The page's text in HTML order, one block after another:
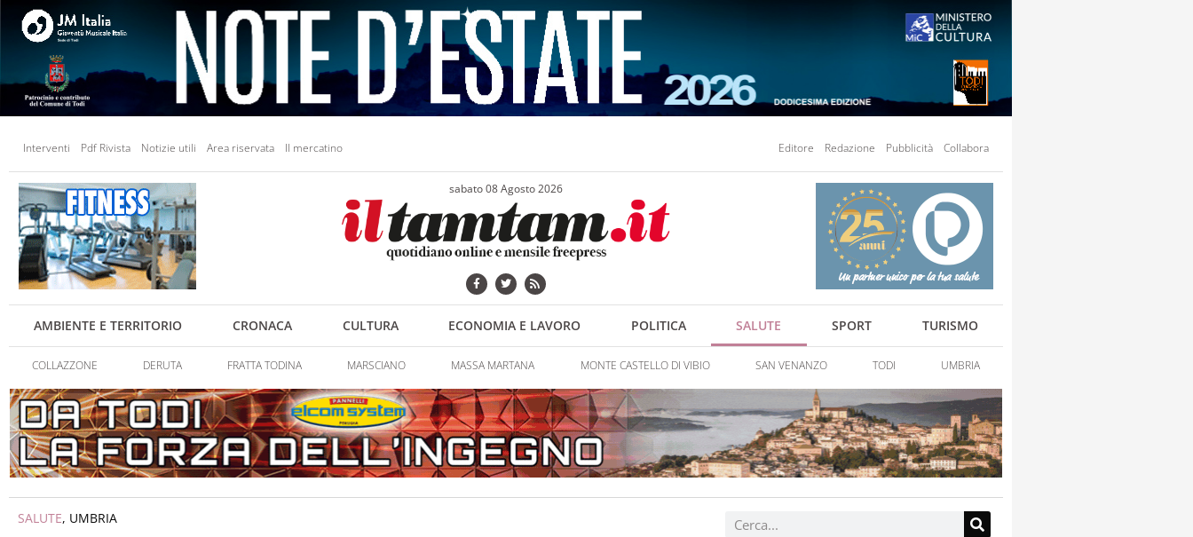
Interventi Pdf Rivista Notizie utili Area riservata Il mercatino Editore Redazione Pubblicità Collabora
sabato 08 Agosto 2026
AMBIENTE E TERRITORIO CRONACA CULTURA ECONOMIA E LAVORO POLITICA SALUTE SPORT TURISMO
COLLAZZONE DERUTA FRATTA TODINA MARSCIANO MASSA MARTANA MONTE CASTELLO DI VIBIO SAN VENANZO TODI UMBRIA
SALUTE, UMBRIA